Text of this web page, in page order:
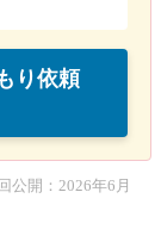
り依頼
公開：2026年6月